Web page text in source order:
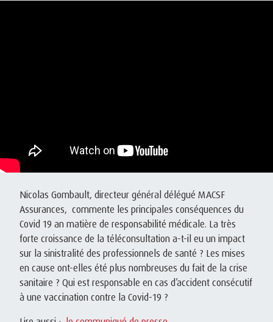
Nicolas Gombault, directeur général délégué MACSF
Assurances, commente les principales conséquences du
Covid 19 an matière de responsabilité médicale. La très
forte croissance de la téléconsultation a-t-il eu un impact
sur la sinistralité des professionnels de santé ? Les mises
en cause ont-elles été plus nombreuses du fait de la crise
sanitaire ? Qui est responsable en cas d’accident consécutif
à une vaccination contre la Covid-19 ?